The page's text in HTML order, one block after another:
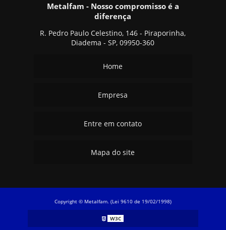
Metalfam - Nosso compromisso é a
diferença
R. Pedro Paulo Celestino, 146 - Piraporinha,
Diadema - SP, 09950-360
Home
Empresa
Entre em contato
Mapa do site
Copyright © Metalfam. (Lei 9610 de 19/02/1998)
W3C